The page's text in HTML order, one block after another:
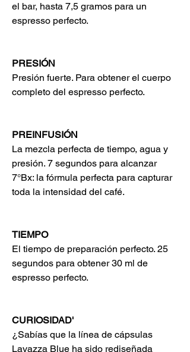
el bar, hasta 7,5 gramos para un
espresso perfecto.
PRESIÓN
Presión fuerte. Para obtener el cuerpo
completo del espresso perfecto.
PREINFUSIÓN
La mezcla perfecta de tiempo, agua y
presión. 7 segundos para alcanzar
7°Bx: la fórmula perfecta para capturar
toda la intensidad del café.
TIEMPO
El tiempo de preparación perfecto. 25
segundos para obtener 30 ml de
espresso perfecto.
CURIOSIDAD'
¿Sabías que la línea de cápsulas
Lavazza Blue ha sido rediseñada